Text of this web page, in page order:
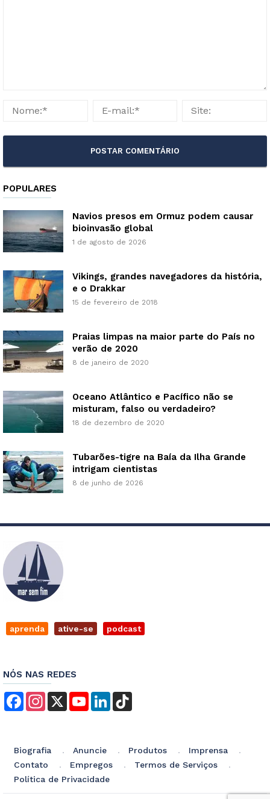
POPULARES
Navios presos em Ormuz podem causar
bioinvasão global
1 de agosto de 2026
Vikings, grandes navegadores da história,
e o Drakkar
15 de fevereiro de 2018
Praias limpas na maior parte do País no
verão de 2020
8 de janeiro de 2020
Oceano Atlântico e Pacífico não se
misturam, falso ou verdadeiro?
18 de dezembro de 2020
Tubarões-tigre na Baía da Ilha Grande
intrigam cientistas
8 de junho de 2026
aprenda ative-se podcast
NÓS NAS REDES
FacebookInstagram
X YouTubeLinkedIn
Biografia Anuncie Produtos
Imprensa
Contato
Empregos
Termos de Serviços
Política de Privacidade